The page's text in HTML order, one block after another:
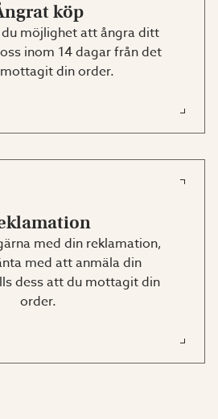
köp
du möjlighet att ångra ditt
inom 14 dagar från det
din order.
med din reklamation,
med att anmäla din
dess att du mottagit din
order.